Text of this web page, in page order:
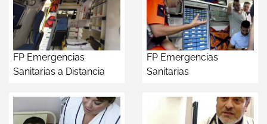
FP Emergencias
Sanitarias a Distancia
FP Emergencias
Sanitarias